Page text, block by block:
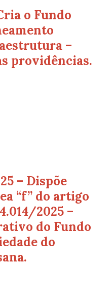
o Fundo
–
providências.
– Dispõe
“f” do artigo
2025 –
do Fundo
do